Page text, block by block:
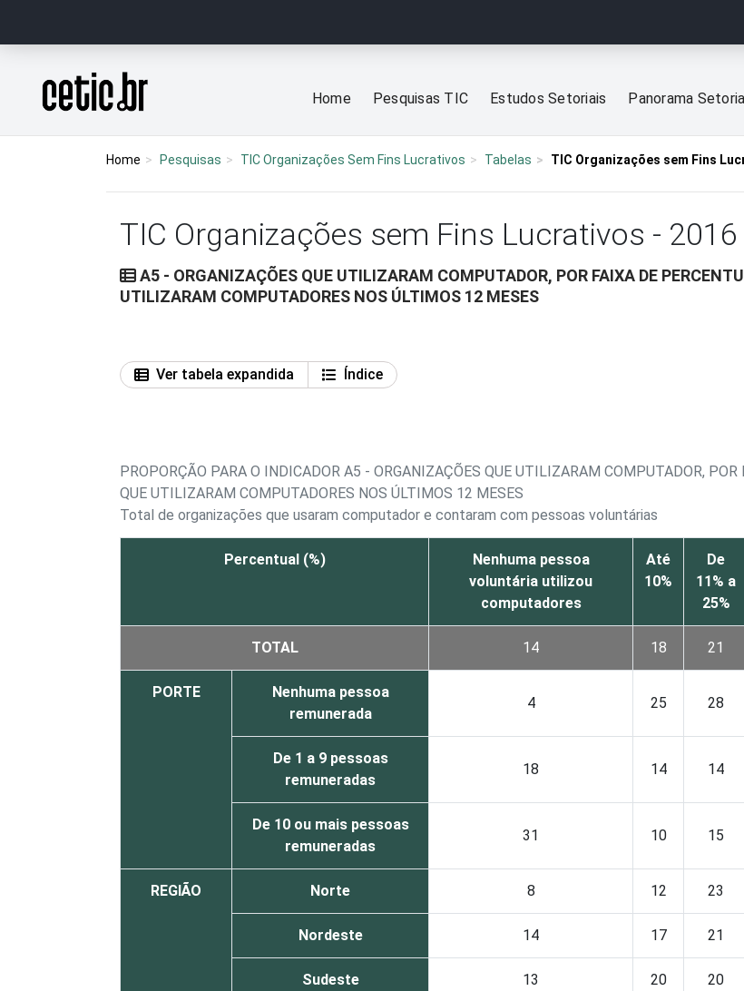
Página inicial
Home Pesquisas TIC Estudos Setoriais Panorama Setorial
Home Pesquisas TIC Organizações Sem Fins Lucrativos Tabelas TIC Organizações sem Fins
TIC Organizações sem Fins Lucrativos - 2016
A5 - ORGANIZAÇÕES QUE UTILIZARAM COMPUTADOR, POR FAIXA DE
UTILIZARAM COMPUTADORES NOS ÚLTIMOS 12 MESES
Ver tabela expandida
Índice
PROPORÇÃO PARA O INDICADOR A5 - ORGANIZAÇÕES QUE UTILIZARAM COMPUTADOR,
QUE UTILIZARAM COMPUTADORES NOS ÚLTIMOS 12 MESES
Total de organizações que usaram computador e contaram com pessoas voluntárias
Percentual (%)
Nenhuma pessoa
voluntária utilizou
computadores
Até
10%
De
11% a
25%
TOTAL 14 18 21
PORTE
Nenhuma pessoa
remunerada
4 25 28
De 1 a 9 pessoas
remuneradas
18 14 14
De 10 ou mais pessoas
remuneradas
31 10 15
REGIÃO Norte 8 12 23
Nordeste 14 17 21
Sudeste 13 20 20